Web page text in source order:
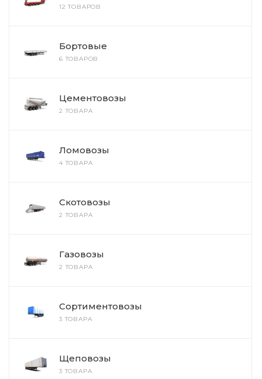
12 ТОВАРОВ
Бортовые
6 ТОВАРОВ
Цементовозы
2 ТОВАРА
Ломовозы
4 ТОВАРА
Скотовозы
2 ТОВАРА
Газовозы
2 ТОВАРА
Сортиментовозы
3 ТОВАРА
Щеповозы
3 ТОВАРА